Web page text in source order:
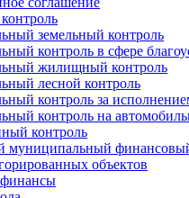
земельный контроль
контроль в сфере
жилищный контроль
лесной контроль
контроль за
контроль на
контроль
муниципальный
объектов